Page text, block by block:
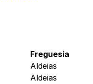
Freguesia
Aldeias
Aldeias